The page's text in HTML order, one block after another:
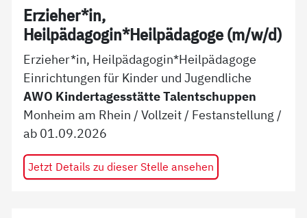
Erzieher*in,
Heilpädagogin*Heilpädagoge (m/w/d)
Erzieher*in, Heilpädagogin*Heilpädagoge
Einrichtungen für Kinder und Jugendliche
AWO Kindertagesstätte Talentschuppen
Monheim am Rhein /Vollzeit / Festanstellung /
ab 01.09.2026
Jetzt Details zu dieser Stelle ansehen